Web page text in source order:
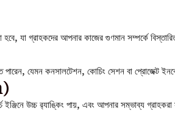
যা গ্রাহকদের আপনার কাজের গুণমান সম্পর্কে
যেমন কনসালটেশন, কোচিং সেশন বা প্রোজেক্ট
উচ্চ র‍্যাঙ্কিং পায়, এবং আপনার সম্ভাব্য